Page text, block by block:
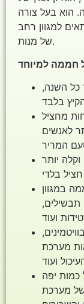
הוא בעל צורה
למגוון רחב
של מנות.
כל השנה,
מחציל
לאנשים
יותר
במגוון
מערכת
יפה
של מערכת